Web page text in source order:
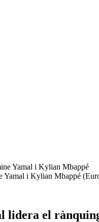
Yamal i Kylian Mbappé
lidera el